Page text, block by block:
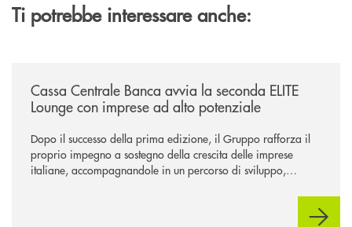
Ti potrebbe interessare anche:
Cassa Centrale Banca avvia la seconda ELITE
Lounge con imprese ad alto potenziale
Dopo il successo della prima edizione, il Gruppo rafforza il
proprio impegno a sostegno della crescita delle imprese
italiane, accompagnandole in un percorso di sviluppo,